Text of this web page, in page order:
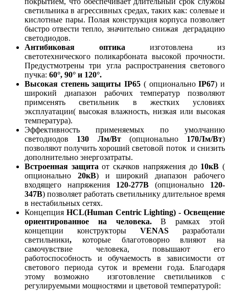
светильника в агрессивных средах, таких как: солевые и
кислотные пары. Полая конструкция корпуса позволяет
быстро отвести тепло, значительно снижая деградацию
светодиодов.
Антибиковая оптика изготовлена из
светотехнического поликарбоната высокой прочности.
Предустмотрены три угла распространения светового
пучка: 60°, 90° и 120°.
Высокая степень защиты IP65 ( опциональноIP67) и
широкий диапазон рабочих температур позволяют
примсенять светильник в жестких условиях
эксплуатации( высокая влажность, низкая или высокая
температура).
Эффективность применяемых по умолчанию
светодиодов 130 Лм/Вт(опционально 170Лм/Вт)
позволяют получить хороший световой поток и снизить
дополнительно энергозатраты.
Встроенная защита от скачков напряжения до10кВ (
опционально 20кВ) и широкий диапазон рабочего
входящего напряжения 120-277В (опционально 120-
347В) позволяет работать светильнику длительное время
в нестабильных сетях.
Концепция HCL(Human Centric Lighting) - Освещение
ориентированное на человека.В рамках этой
концепции конструкторы VENAS разработали
светильники, которые благотоворно влияют на
самочувствие человека,
повышают его
работоспособность и обучаемость в зависимости от
светового периода суток и времени года. Благодаря
этому возможно изготовление светильников с
регулируемыми мощностями и цветовой температурой: